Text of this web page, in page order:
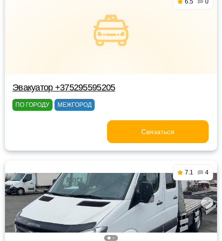
6.5 0
Эвакуатор +375295595205
ПО ГОРОДУ МЕЖГОРОД
Связаться
7.1 4